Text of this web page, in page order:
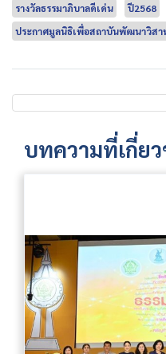
รางวัลธรรมาภิบาลดีเด่น
ปี2568
ประกาศมูลนิธิเพื่อสถาบันพัฒนาวิสา
บทความที่เกี่ย